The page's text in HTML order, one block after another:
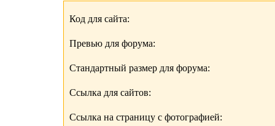
Код для сайта:
Превью для форума:
Стандартный размер для форума:
Ссылка для сайтов:
Ссылка на страницу с фотографией: